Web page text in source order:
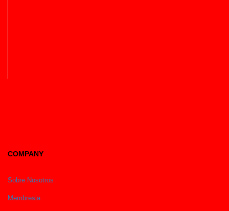
COMPANY
Sobre Nosotros
Membresia